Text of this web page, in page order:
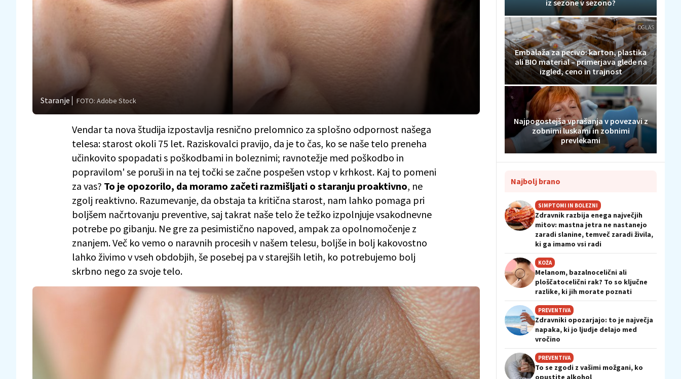
Staranje FOTO: Adobe Stock
Vendar ta nova študija izpostavlja resnično prelomnico za splošno odpornost našega
telesa: starost okoli 75 let. Raziskovalci pravijo, da je to čas, ko se naše telo preneha
učinkovito spopadati s poškodbami in boleznimi; ravnotežje med poškodbo in
popravilom' se poruši in na tej točki se začne pospešen vstop v krhkost. Kaj to pomeni
za vas? To je opozorilo, da moramo začeti razmišljati o staranju proaktivno, ne
zgolj reaktivno. Razumevanje, da obstaja ta kritična starost, nam lahko pomaga pri
boljšem načrtovanju preventive, saj takrat naše telo že težko izpolnjuje vsakodnevne
potrebe po gibanju. Ne gre za pesimistično napoved, ampak za opolnomočenje z
znanjem. Več ko vemo o naravnih procesih v našem telesu, boljše in bolj kakovostno
lahko živimo v vseh obdobjih, še posebej pa v starejših letih, ko potrebujemo bolj
skrbno nego za svoje telo.
iz sezone v sezono?
OGLAS
Embalaža za pecivo: karton, plastika
ali BIO material – primerjava glede na
izgled, ceno in trajnost
Najpogostejša vprašanja v povezavi z
zobnimi luskami in zobnimi
prevlekami
Najbolj brano
SIMPTOMI IN BOLEZNI
Zdravnik razbija enega največjih
mitov: mastna jetra ne nastanejo
zaradi slanine, temveč zaradi živila,
ki ga imamo vsi radi
KOŽA
Melanom, bazalnocelični ali
ploščatocelični rak? To so ključne
razlike, ki jih morate poznati
PREVENTIVA
Zdravniki opozarjajo: to je največja
napaka, ki jo ljudje delajo med
vročino
PREVENTIVA
To se zgodi z vašimi možgani, ko
opustite alkohol